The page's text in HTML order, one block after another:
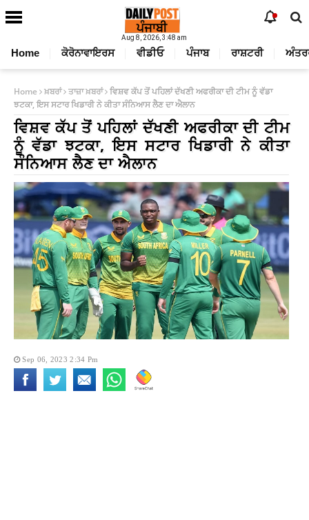
Aug 8, 2026, 3:48 am
Home ਕੋਰੋਨਾਵਾਇਰਸ ਵੀਡੀਓ ਪੰਜਾਬ ਰਾਸ਼ਟਰੀ
Home ਖ਼ਬਰਾਂ ਤਾਜ਼ਾ ਖ਼ਬਰਾਂ ਵਿਸ਼ਵ ਕੱਪ ਤੋਂ ਪਹਿਲਾਂ ਦੱਖਣੀ ਅਫਰੀਕਾ ਦੀ ਟੀਮ ਨੂੰ ਵੱਡਾ
ਝਟਕਾ, ਇਸ ਸਟਾਰ ਖਿਡਾਰੀ ਨੇ ਕੀਤਾ ਸੰਨਿਆਸ ਲੈਣ ਦਾ ਐਲਾਨ
ਵਿਸ਼ਵ ਕੱਪ ਤੋਂ ਪਹਿਲਾਂ ਦੱਖਣੀ ਅਫਰੀਕਾ ਦੀ ਟੀਮ
ਨੂੰ ਵੱਡਾ ਝਟਕਾ, ਇਸ ਸਟਾਰ ਖਿਡਾਰੀ ਨੇ ਕੀਤਾ
ਸੰਨਿਆਸ ਲੈਣ ਦਾ ਐਲਾਨ
Sep 06, 2023 2:34 Pm